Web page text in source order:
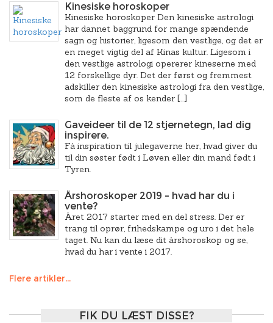
Kinesiske horoskoper
Kinesiske horoskoper Den kinesiske astrologi
har dannet baggrund for mange spændende
sagn og historier, ligesom den vestlige, og det er
en meget vigtig del af Kinas kultur. Ligesom i
den vestlige astrologi opererer kineserne med
12 forskellige dyr. Det der først og fremmest
adskiller den kinesiske astrologi fra den vestlige,
som de fleste af os kender […]
Gaveideer til de 12 stjernetegn, lad dig
inspirere.
Få inspiration til julegaverne her, hvad giver du
til din søster født i Løven eller din mand født i
Tyren.
Årshoroskoper 2019 – hvad har du i
vente?
Året 2017 starter med en del stress. Der er
trang til oprør, frihedskampe og uro i det hele
taget. Nu kan du læse dit årshoroskop og se,
hvad du har i vente i 2017.
Flere artikler...
FIK DU LÆST DISSE?